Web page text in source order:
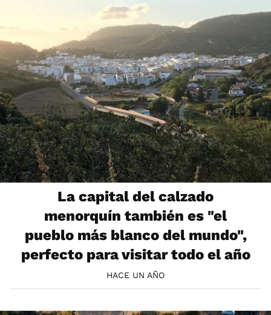
La capital del calzado
menorquín también es "el
pueblo más blanco del mundo",
perfecto para visitar todo el año
HACE UN AÑO